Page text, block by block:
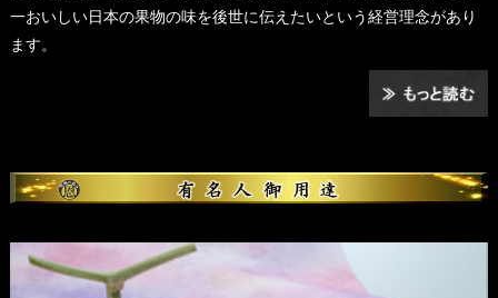
一おいしい日本の果物の味を後世に伝えたいという経営理念があり
ます。